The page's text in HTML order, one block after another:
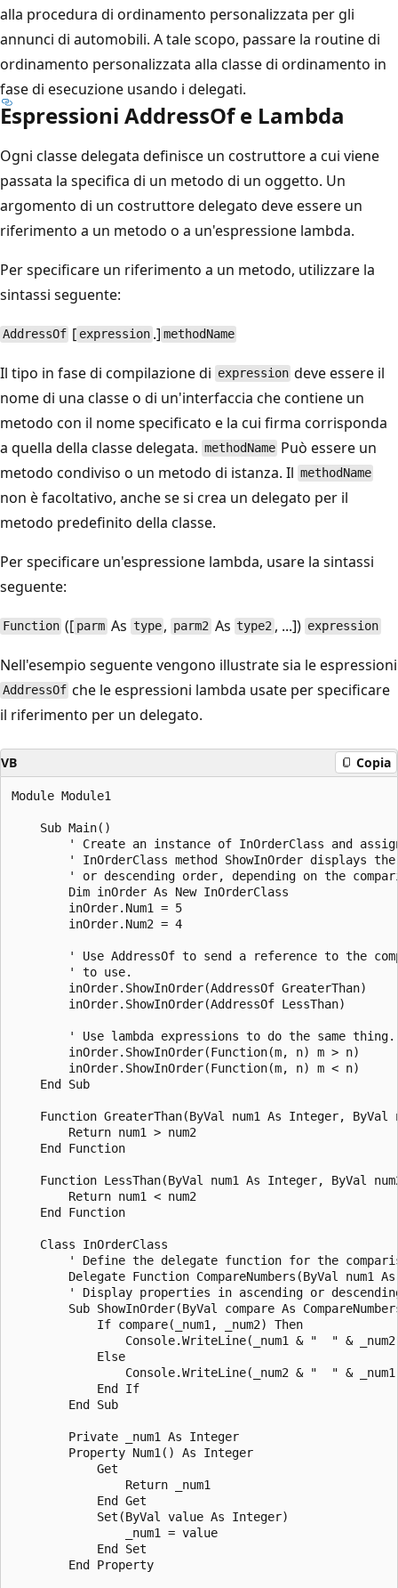
alla procedura di ordinamento personalizzata per gli
annunci di automobili. A tale scopo, passare la routine di
ordinamento personalizzata alla classe di ordinamento in
fase di esecuzione usando i delegati.
Espressioni AddressOf e Lambda
Ogni classe delegata definisce un costruttore a cui viene
passata la specifica di un metodo di un oggetto. Un
argomento di un costruttore delegato deve essere un
riferimento a un metodo o a un'espressione lambda.
Per specificare un riferimento a un metodo, utilizzare la
sintassi seguente:
AddressOf [ expression .] methodName
Il tipo in fase di compilazione di expression deve essere il
nome di una classe o di un'interfaccia che contiene un
metodo con il nome specificato e la cui firma corrisponda
a quella della classe delegata. methodName Può essere un
metodo condiviso o un metodo di istanza. Il methodName
non è facoltativo, anche se si crea un delegato per il
metodo predefinito della classe.
Per specificare un'espressione lambda, usare la sintassi
seguente:
Function ([ parmAs type , parm2As type2 , ...]) expression
Nell'esempio seguente vengono illustrate sia le espressioni
AddressOf che le espressioni lambda usate per specificare
il riferimento per un delegato.
VB Copia
Module Module1
    Sub Main()
' Create an instance of InOrderClass and
' InOrderClass method ShowInOrder displays
' or descending order, depending on the
        Dim inOrder As New InOrderClass
        inOrder.Num1 = 5
        inOrder.Num2 = 4
' Use AddressOf to send a reference to the
        ' to use.
        inOrder.ShowInOrder(AddressOf GreaterThan)
        inOrder.ShowInOrder(AddressOf LessThan)
        ' Use lambda expressions to do the same thing.
        inOrder.ShowInOrder(Function(m, n) m > n)
        inOrder.ShowInOrder(Function(m, n) m < n)
    End Sub
Function GreaterThan(ByVal num1 As Integer, ByVal
        Return num1 > num2
    End Function
Function LessThan(ByVal num1 As Integer, ByVal
        Return num1 < num2
    End Function
    Class InOrderClass
' Define the delegate function for the
Delegate Function CompareNumbers(ByVal num1
' Display properties in ascending or
Sub ShowInOrder(ByVal compare As
            If compare(_num1, _num2) Then
Console.WriteLine(_num1 & "  " &
            Else
Console.WriteLine(_num2 & "  " &
            End If
        End Sub
        Private _num1 As Integer
        Property Num1() As Integer
            Get
                Return _num1
            End Get
            Set(ByVal value As Integer)
                _num1 = value
            End Set
        End Property